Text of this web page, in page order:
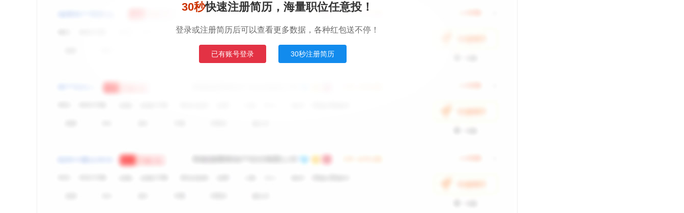
30秒快速注册简历，海量职位任意投！
登录或注册简历后可以查看更多数据，各种红包送不停！
已有账号登录 30秒注册简历